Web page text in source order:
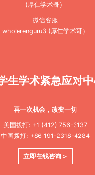
微信客服
wholerenguru3 (厚仁学术哥）
生学术紧急应对
再一次机会，改变一切
美国拨打: +1 (412) 756-3137
中国拨打: +86 191-2318-4284
立即在线咨询 >